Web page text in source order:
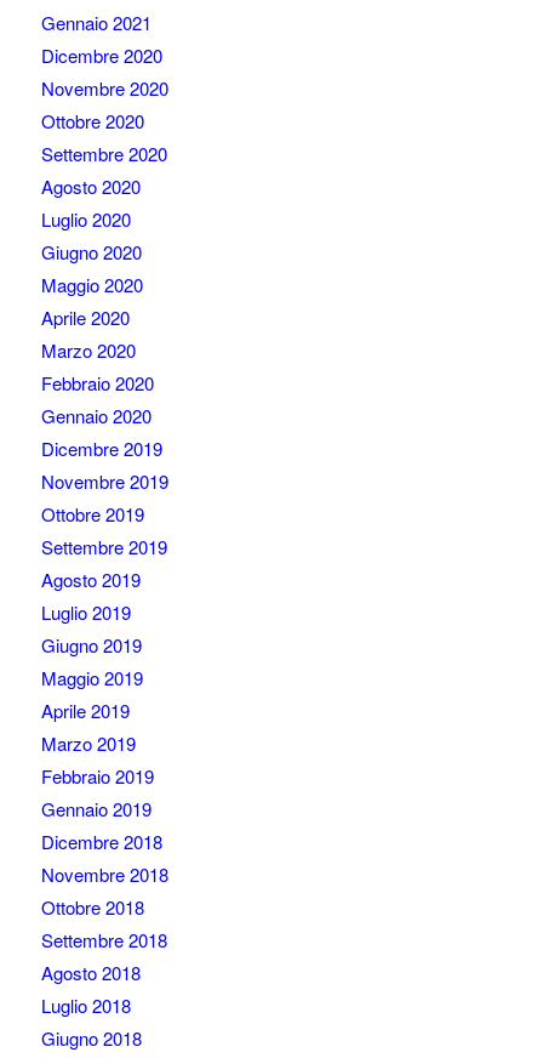
Gennaio 2021
Dicembre 2020
Novembre 2020
Ottobre 2020
Settembre 2020
Agosto 2020
Luglio 2020
Giugno 2020
Maggio 2020
Aprile 2020
Marzo 2020
Febbraio 2020
Gennaio 2020
Dicembre 2019
Novembre 2019
Ottobre 2019
Settembre 2019
Agosto 2019
Luglio 2019
Giugno 2019
Maggio 2019
Aprile 2019
Marzo 2019
Febbraio 2019
Gennaio 2019
Dicembre 2018
Novembre 2018
Ottobre 2018
Settembre 2018
Agosto 2018
Luglio 2018
Giugno 2018